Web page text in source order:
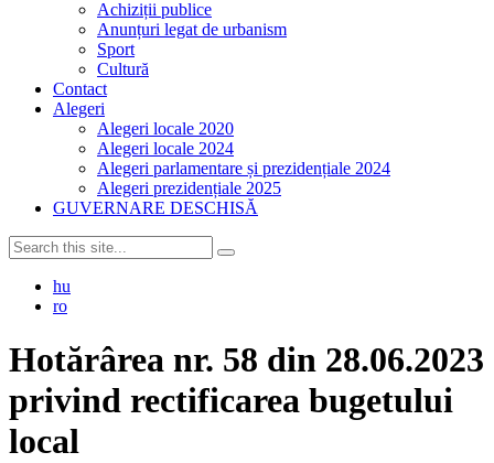
Achiziții publice
Anunțuri legat de urbanism
Sport
Cultură
Contact
Alegeri
Alegeri locale 2020
Alegeri locale 2024
Alegeri parlamentare și prezidențiale 2024
Alegeri prezidențiale 2025
GUVERNARE DESCHISĂ
hu
ro
Hotărârea nr. 58 din 28.06.2023
privind rectificarea bugetului
local